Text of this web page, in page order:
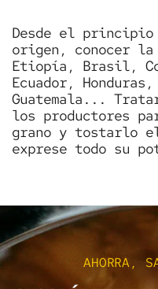
Desde el
origen, conocer
Etiopía, Brasil,
Ecuador,
Guatemala...
los productores
grano y tostarlo
exprese todo su
AHORRA,